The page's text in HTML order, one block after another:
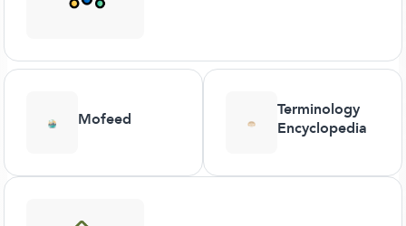
Mofeed Terminology
Encyclopedia